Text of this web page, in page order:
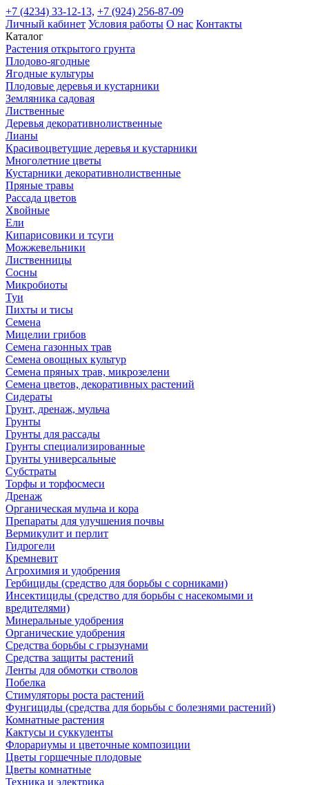
+7 (4234) 33-12-13, +7 (924) 256-87-09
Личный кабинет Условия работы О нас Контакты
Каталог
Растения открытого грунта
Плодово-ягодные
Ягодные культуры
Плодовые деревья и кустарники
Земляника садовая
Лиственные
Деревья декоративнолиственные
Лианы
Красивоцветущие деревья и кустарники
Многолетние цветы
Кустарники декоративнолиственные
Пряные травы
Рассада цветов
Хвойные
Ели
Кипарисовики и тсуги
Можжевельники
Лиственницы
Сосны
Микробиоты
Туи
Пихты и тисы
Семена
Мицелии грибов
Семена газонных трав
Семена овощных культур
Семена пряных трав, микрозелени
Семена цветов, декоративных растений
Сидераты
Грунт, дренаж, мульча
Грунты
Грунты для рассады
Грунты специализированные
Грунты универсальные
Субстраты
Торфы и торфосмеси
Дренаж
Органическая мульча и кора
Препараты для улучшения почвы
Вермикулит и перлит
Гидрогели
Кремневит
Агрохимия и удобрения
Гербициды (средство для борьбы с сорниками)
Инсектициды (средство для борьбы с насекомыми и
вредителями)
Минеральные удобрения
Органические удобрения
Средства борьбы с грызунами
Средства защиты растений
Ленты для обмотки стволов
Побелка
Стимуляторы роста растений
Фунгициды (средства для борьбы с болезнями растений)
Комнатные растения
Кактусы и суккуленты
Флорариумы и цветочные композиции
Цветы горшечные плодовые
Цветы комнатные
Техника и электрика